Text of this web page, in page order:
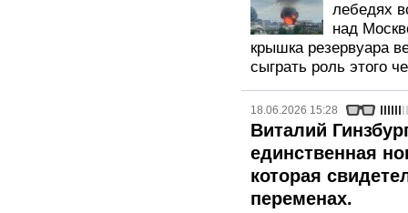
лебедях
над
крышка резервуара
сыграть роль этого
18.06.2026 15:28
Виталий
единственная
которая
переменах.